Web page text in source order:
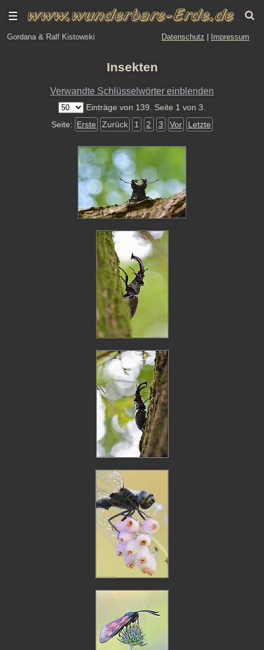
Gordana & Ralf Kistowski Datenschutz Impressum
Insekten
Verwandte Schlüsselwörter einblenden
Einträge von 139. Seite 1 von 3.
Seite: Erste Zurück 1 2 3 Vor Letzte